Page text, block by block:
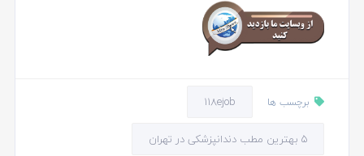
برچسب ها 118ejob
5 بهترین مطب دندانپزشکی در تهران